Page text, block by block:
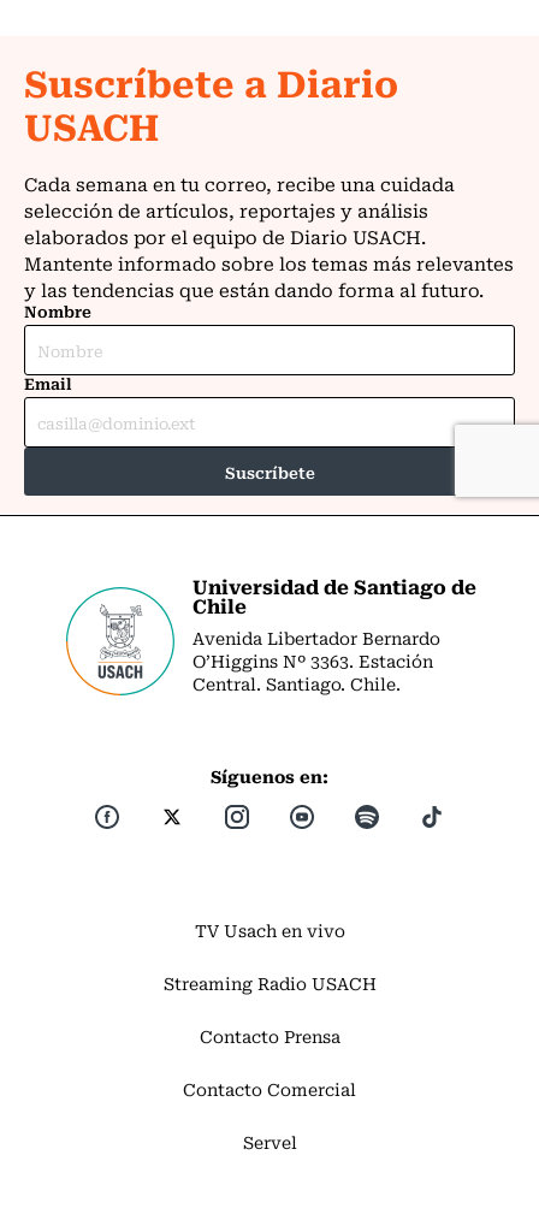
Universidad de Santiago de
Chile
Avenida Libertador Bernardo
O’Higgins Nº 3363. Estación
Central. Santiago. Chile.
Síguenos en:
TV Usach en vivo
Streaming Radio USACH
Contacto Prensa
Contacto Comercial
Servel